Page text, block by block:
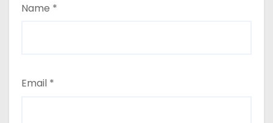
Name *
Email *